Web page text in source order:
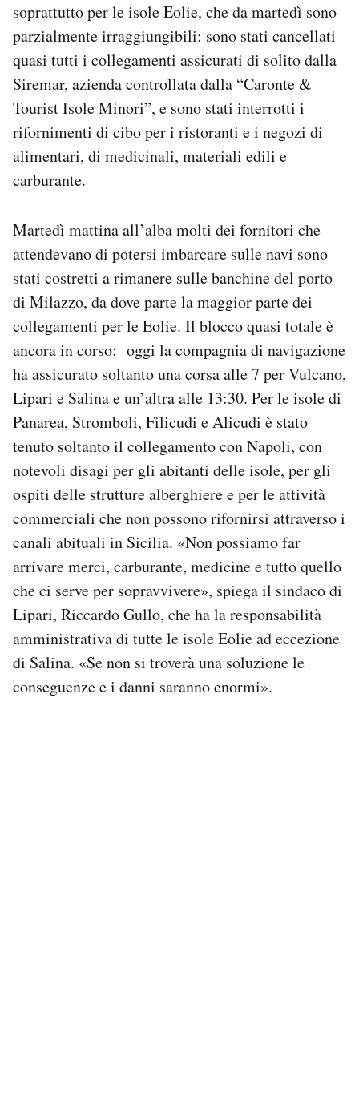
soprattutto per le isole Eolie, che da martedì sono
parzialmente irraggiungibili: sono stati cancellati
quasi tutti i collegamenti assicurati di solito dalla
Siremar, azienda controllata dalla “Caronte &
Tourist Isole Minori”, e sono stati interrotti i
rifornimenti di cibo per i ristoranti e i negozi di
alimentari, di medicinali, materiali edili e
carburante.
Martedì mattina all’alba molti dei fornitori che
attendevano di potersi imbarcare sulle navi sono
stati costretti a rimanere sulle banchine del porto
di Milazzo, da dove parte la maggior parte dei
collegamenti per le Eolie. Il blocco quasi totale è
ancora in corso: oggi la compagnia di navigazione
ha assicurato soltanto una corsa alle 7 per Vulcano,
Lipari e Salina e un’altra alle 13:30. Per le isole di
Panarea, Stromboli, Filicudi e Alicudi è stato
tenuto soltanto il collegamento con Napoli, con
notevoli disagi per gli abitanti delle isole, per gli
ospiti delle strutture alberghiere e per le attività
commerciali che non possono rifornirsi attraverso i
canali abituali in Sicilia. «Non possiamo far
arrivare merci, carburante, medicine e tutto quello
che ci serve per sopravvivere», spiega il sindaco di
Lipari, Riccardo Gullo, che ha la responsabilità
amministrativa di tutte le isole Eolie ad eccezione
di Salina. «Se non si troverà una soluzione le
conseguenze e i danni saranno enormi».